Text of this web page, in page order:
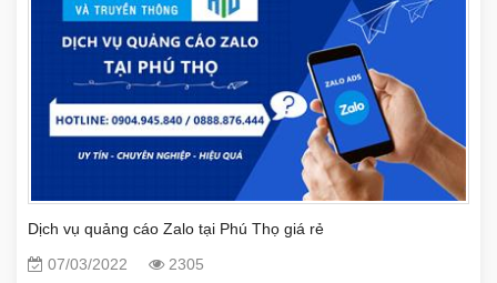
Dịch vụ quảng cáo Zalo tại Phú Thọ giá rẻ
07/03/2022
2305